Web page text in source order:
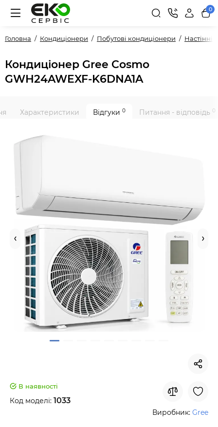
0
Головна Кондиціонери Побутові кондиціонери Настінні
Кондиціонер Gree Cosmo
GWH24AWEXF-K6DNA1A
Характеристики Відгуки 0 Питання - відповідь 0
В наявності
Код моделі: 1033
Виробник: Gree